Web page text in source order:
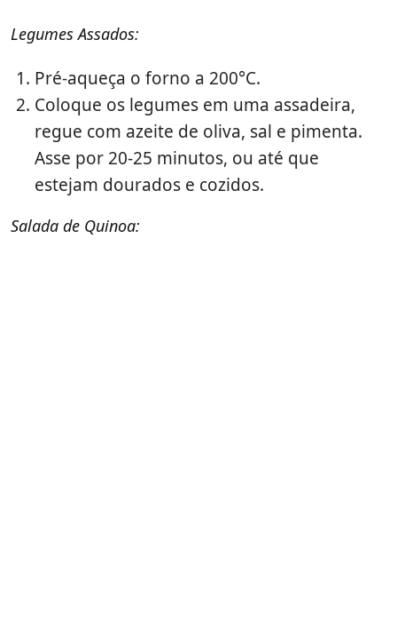
Legumes Assados:
Pré-aqueça o forno a 200°C.
Coloque os legumes em uma assadeira,
regue com azeite de oliva, sal e pimenta.
Asse por 20-25 minutos, ou até que
estejam dourados e cozidos.
Salada de Quinoa: